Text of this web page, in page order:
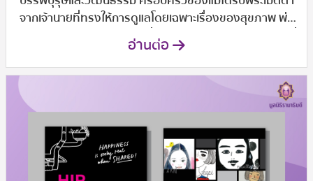
จากเจ้านายที่ทรงให้การดูแลโดยเฉพาะเรื่องของสุขภาพ พ่อ
ก็ได้รับโอกาสด้านการศึกษาที่ดี ทำให้ครอบครัวเราได้มีชีวิตที่
ดีในวันนี้ เมื่อเราพร้อมจึงเลือกที่จะเป็น “ผู้ให้” เพื่อช่วยเหลือผู้
อื่นต่อไป
อ่านต่อ